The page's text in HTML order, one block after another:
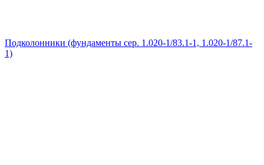
Подколонники (фундаменты сер. 1.020-1/83.1-1, 1.020-1/87.1-
1)